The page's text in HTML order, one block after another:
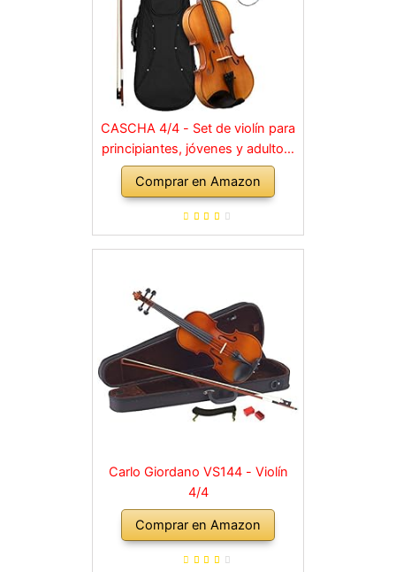
CASCHA 4/4 - Set de violín para
principiantes, jóvenes y adultos,
violín macizo con arco, colofonia,
cuerdas de repuesto, soporte
para hombro, maletín, abeto
Comprar en Amazon
Carlo Giordano VS144 - Violín
4/4
Comprar en Amazon